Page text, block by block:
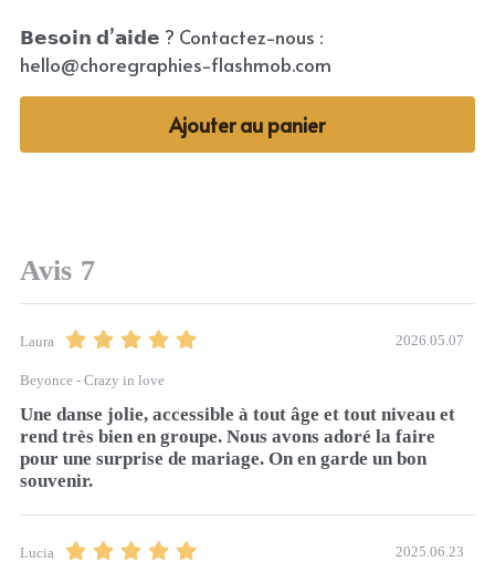
𝗕𝗲𝘀𝗼𝗶𝗻 𝗱’𝗮𝗶𝗱𝗲 ? Contactez-nous :
hello@choregraphies-flashmob.com
Ajouter au panier
Avis 7
Laura 2026.05.07
Beyonce - Crazy in love
Une danse jolie, accessible à tout âge et tout niveau et
rend très bien en groupe. Nous avons adoré la faire
pour une surprise de mariage. On en garde un bon
souvenir.
Lucia 2025.06.23